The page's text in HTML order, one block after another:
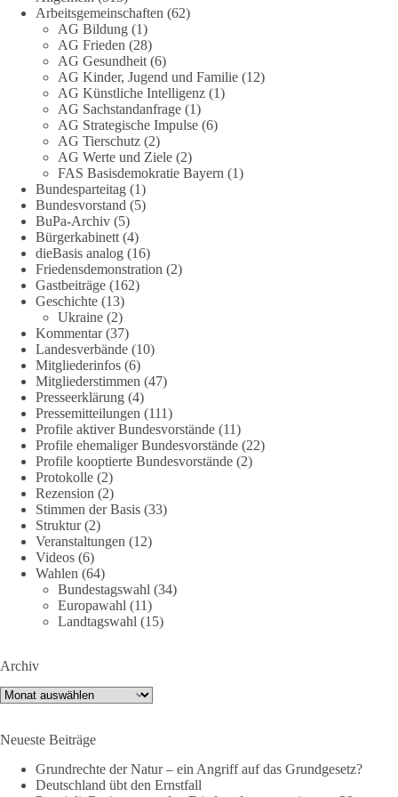
Jetzt abstimmen: Welche Rolle soll Deutschland in Sachen
Verteidung übernehmen❓
Das Bundesministerium der Verteidigung schreibt im
Strategiepapier, dass die Bundeswehr zum Schutz des Landes
und der Verbündeten abschreckungs- und verteidigungsfähig
sein muss. Die strategische Ausrichtung sieht vor, dass
Deutschland in der NATO eine Führungsrolle übernimmt, zur
stärksten konventionellen Armee Europas werden soll und
über die Verteidigungsbereitschaft hinaus aufrüstet.
Wie siehst du das? Mach jetzt bei unserer Umfrage mit und sag
uns deine Meinung:
point_righthttps://diebasis-he.de/umfrage-des-monats-august-
2026/point_left
🟩🟩🟦🟦🟥🟥🟧🟧
Quelle:#section-6092974" target="_blank"
rel="noreferrer">https://www.bmvg.de/de/grundlagendokume
nte-strategische-ausrichtung#section
#dieBasis #Umfrage #Verteidigung #Bundeswehr
659 669 26
DieBasis
2 Tage(n) zuvor
💧 Wasser ist kein globales Experiment
Mariana Mazzucato ist Beraterin und Rednerin des World
Economic Forum (WEF). In ihrer Rede zu globalen
Herausforderungen sprach sie sich 2022 dafür aus, bestimmte
Covid-19-„Impfungen“ nicht gelungen ist, die ganze Welt
betrachtet Wasser nun als „globales Gemeingut“.
Arbeitsgemeinschaften (62)
AG Bildung (1)
AG Frieden (28)
AG Gesundheit (6)
AG Kinder, Jugend und Familie (12)
AG Künstliche Intelligenz (1)
AG Sachstandanfrage (1)
AG Strategische Impulse (6)
AG Tierschutz (2)
AG Werte und Ziele (2)
FAS Basisdemokratie Bayern (1)
Bundesparteitag (1)
Bundesvorstand (5)
BuPa-Archiv (5)
Bürgerkabinett (4)
dieBasis analog (16)
Friedensdemonstration (2)
Gastbeiträge (162)
Geschichte (13)
Ukraine (2)
Kommentar(37)
Landesverbände (10)
Mitgliederinfos (6)
Mitgliederstimmen (47)
Presseerklärung (4)
Pressemitteilungen (111)
Profile aktiver Bundesvorstände (11)
Profile ehemaliger Bundesvorstände (22)
Profile kooptierte Bundesvorstände (2)
Protokolle (2)
Rezension (2)
Stimmen der Basis (33)
Struktur(2)
Veranstaltungen (12)
Videos (6)
Wahlen (64)
Bundestagswahl (34)
Europawahl (11)
Landtagswahl (15)
Archiv
Archiv
Neueste Beiträge
Grundrechte der Natur – ein Angriff auf das Grundgesetz?
Deutschland übt den Ernstfall